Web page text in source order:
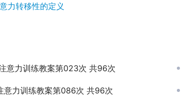
力转移性的定义
意力训练教案第023次 共96次
意力训练教案第086次 共96次